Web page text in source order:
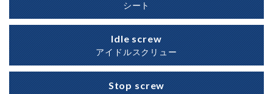
シート
Idle screw
アイドルスクリュー
Stop screw